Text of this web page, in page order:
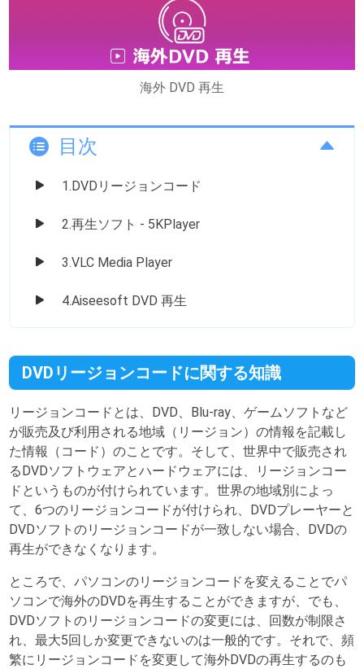
海外 DVD 再生
目次
1.DVDリージョンコード
2.再生ソフト - 5KPlayer
3.VLC Media Player
4.Aiseesoft DVD 再生
DVDリージョンコードに関する知識
リージョンコードとは、DVD、Blu-ray、ゲームソフトなど
が販売及び利用される地域（リージョン）の情報を記載し
た情報（コード）のことです。そして、世界中で販売され
るDVDソフトウェアとハードウェアには、リージョンコー
ドというものが付けられています。世界の地域別によっ
て、6つのリージョンコードが付けられ、DVDプレーヤーと
DVDソフトのリージョンコードが一致しない場合、DVDの
再生ができなくなります。
ところで、パソコンのリージョンコードを変えることでパ
ソコンで海外のDVDを再生することができますが、でも、
DVDソフトのリージョンコードの変更には、回数が制限さ
れ、最大5回しか変更できないのは一般的です。それで、頻
繁にリージョンコードを変更して海外DVDの再生するのも